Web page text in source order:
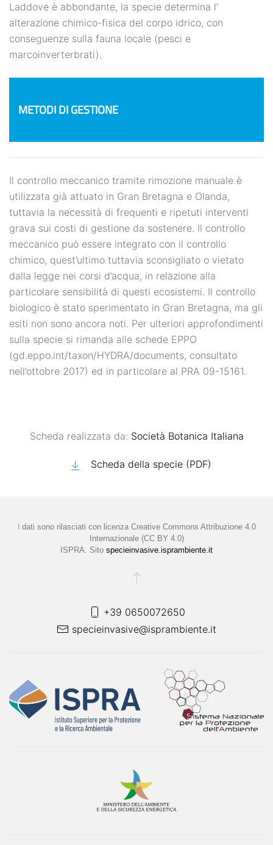
Laddove è abbondante, la specie determina l’
alterazione chimico-fisica del corpo idrico, con
conseguenze sulla fauna locale (pesci e
marcoinverterbrati).
METODI DI GESTIONE
Il controllo meccanico tramite rimozione manuale è
utilizzata già attuato in Gran Bretagna e Olanda,
tuttavia la necessità di frequenti e ripetuti interventi
grava sui costi di gestione da sostenere. Il controllo
meccanico può essere integrato con il controllo
chimico, quest’ultimo tuttavia sconsigliato o vietato
dalla legge nei corsi d’acqua, in relazione alla
particolare sensibilità di questi ecosistemi. Il controllo
biologico è stato sperimentato in Gran Bretagna, ma gli
esiti non sono ancora noti. Per ulteriori approfondimenti
sulla specie si rimanda alle schede EPPO
(gd.eppo.int/taxon/HYDRA/documents, consultato
nell’ottobre 2017) ed in particolare al PRA 09-15161.
Scheda realizzata da: Società Botanica Italiana
Scheda della specie (PDF)
I dati sono rilasciati con licenza Creative Commons Attribuzione 4.0
Internazionale (CC BY 4.0)
ISPRA. Sito specieinvasive.isprambiente.it
+39 0650072650
specieinvasive@isprambiente.it